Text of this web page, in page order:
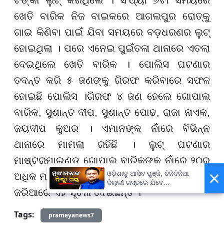
ଖେତି ବାରିକ ନିଜ ବାଇକରେ ଆଗଲପୁର ରୋତ୍କୁ
ଗାଇ କିଣିବା ପାଇଁ ଯିବା ସମୟରେ ବଡ଼ଧରଣର ଲୁଟ୍
ହୋଇଥିଲା । ପରେ ଏନେଇ ପୁଇଁତଳା ଥାନାରେ ଏତଲା
ଦେଇଥିଲେ ଖେତି ବାରିକ । ପୋଲିସ ଘଟଣାର
ତଦନ୍ତ କରି ୫ ଜଣଙ୍କୁ ଗିରଫ କରିବାରେ ସଫଳ
ହୋଇଛି ପୋଲିସ ।ଗିରଫ ୪ ଜଣ ହେଲେ ଗୋପାଲ
ବାରିକ, ସୁଶାନ୍ତ ଦୀପ, ସୁଶାନ୍ତ ପୋଢ, ରାଜା ନାଏକ,
ଜୟଦୀପ କୁଅର । ଏମାନଙ୍କ ନାଁରେ ବିଭିନ୍ନ
ଥାନାରେ ମାମଲା ରହିଛି । ଲୁଟ୍ ଘଟଣାର
ମାଷ୍ଟରମାଇଣ୍ଡ ଗୋପାଲ ବାରିକଙ୍କ ନାଁରେ ୨୦ରୁ
ଅଧିକ ମାମଲା ରହିଛି । ବଲାଙ୍ଗୀର ଏସ୍ପି ପ୍ରେସ୍ମିଟ
ଜରିଆରେ ଏହି ସୂଚନା ଦେଇଛନ୍ତି ।
Tags:
prameyanews7
×
ଓଡ଼ିଶାକୁ ଆସିବ ପୁଞ୍ଜି, ତିନିଦିନିଆ
ଦିଲ୍ଲୀ ଗସ୍ତରେ ଯିବେ